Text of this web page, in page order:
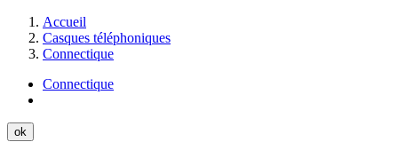
Accueil
Casques téléphoniques
Connectique
Connectique
ok